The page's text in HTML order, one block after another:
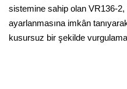
sistemine sahip olan VR136-2,
ayarlanmasına imkân
kusursuz bir şekilde